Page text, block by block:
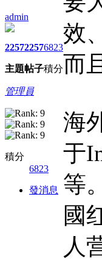
admin
2257
主題
2257
帖子
6823
積分
管理員
積分
6823
發消息
效
而
海
于
等
國
人